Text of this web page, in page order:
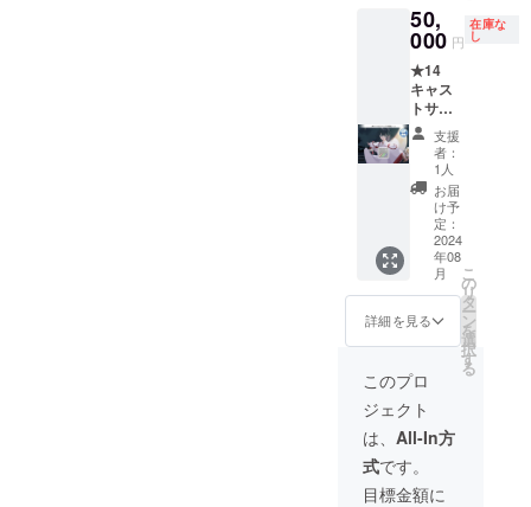
アズ
ラー
イー
ル」、
「真臨
界天の
アズ
ラー
イール
天上界
編」、
「Oper
ation‡N
ova」、
「朱色
に染ま
る、美
デジタ
ンドト
ラック
セット)
●外伝
ショー
付きダ
ウン
ロード
カード
●「朱色
に染ま
る、美
しき社
で」
キービ
ジュア
ル壁紙
●「朱色
に染ま
る、美
しき社
で」ス
キャス
トコメ
ント
●「朱色
に染ま
る、美
しき社
ゲーム
作成権
●『朱色
に染ま
る、美
しき社
で』A1
キービ
ジュア
ルポス
ター ●
パート
ボイス
仕様
「朱色
に染ま
る、美
●「朱色
に染ま
る、美
しき社
で」シ
リアル
付きダ
50,
000 円
在庫な
し
★14
キャス
トサイ
ン入り
色紙
コース
[CF限
定] ●
キャス
トサイ
ン入り
色紙3枚
セット
支援
者：
1人
お届
け予
定：
2024
年08
月
詳細を見る
こ
の
リ
タ
ー
ン
を
選
択
す
る
このプロ
ジェクト
は、 All-In方
式です。
目標金額に